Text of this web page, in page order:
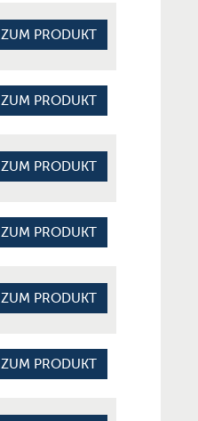
ZUM PRODUKT
ZUM PRODUKT
ZUM PRODUKT
ZUM PRODUKT
ZUM PRODUKT
ZUM PRODUKT